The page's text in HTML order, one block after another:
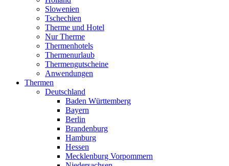
Slowenien
Tschechien
Therme und Hotel
Nur Therme
Thermenhotels
Thermenurlaub
Thermengutscheine
Anwendungen
Thermen
Deutschland
Baden Württemberg
Bayern
Berlin
Brandenburg
Hamburg
Hessen
Mecklenburg Vorpommern